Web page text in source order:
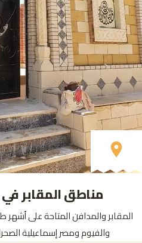
مناطق المقابر
المقابر والمدافن المتاحة على أشهر
والفيوم ومصر إسماعيلية